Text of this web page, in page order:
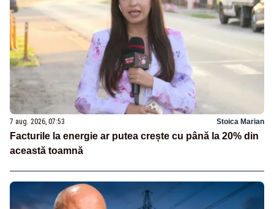
7 aug. 2026, 07:53 Stoica Marian
Facturile la energie ar putea crește cu până la 20% din
această toamnă